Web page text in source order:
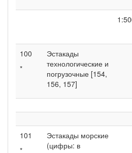
100
*
Эстакады
технологические и
погрузочные [154,
156, 157]
101
*
Эстакады морские
(цифры: в